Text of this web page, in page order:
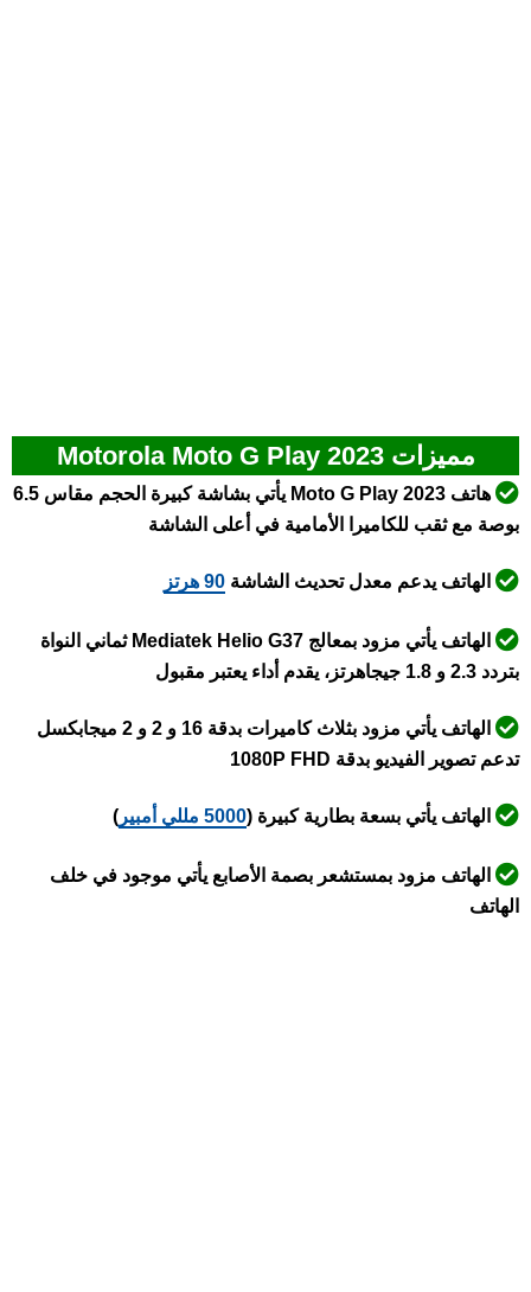
مميزات Motorola Moto G Play 2023
هاتف Moto G Play 2023 يأتي بشاشة كبيرة الحجم مقاس 6.5
بوصة مع ثقب للكاميرا الأمامية في أعلى الشاشة
الهاتف يدعم معدل تحديث الشاشة 90 هرتز
الهاتف يأتي مزود بمعالج Mediatek Helio G37 ثماني النواة
بتردد 2.3 و 1.8 جيجاهرتز، يقدم أداء يعتبر مقبول
الهاتف يأتي مزود بثلاث كاميرات بدقة 16 و 2 و 2 ميجابكسل
تدعم تصوير الفيديو بدقة 1080P FHD
الهاتف يأتي بسعة بطارية كبيرة (5000 مللي أمبير )
الهاتف مزود بمستشعر بصمة الأصابع يأتي موجود في خلف
الهاتف